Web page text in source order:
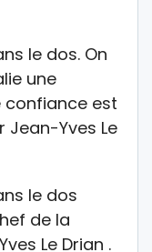
le dos. On
une
est
Jean-Yves Le
le dos
de la
Le Drian .